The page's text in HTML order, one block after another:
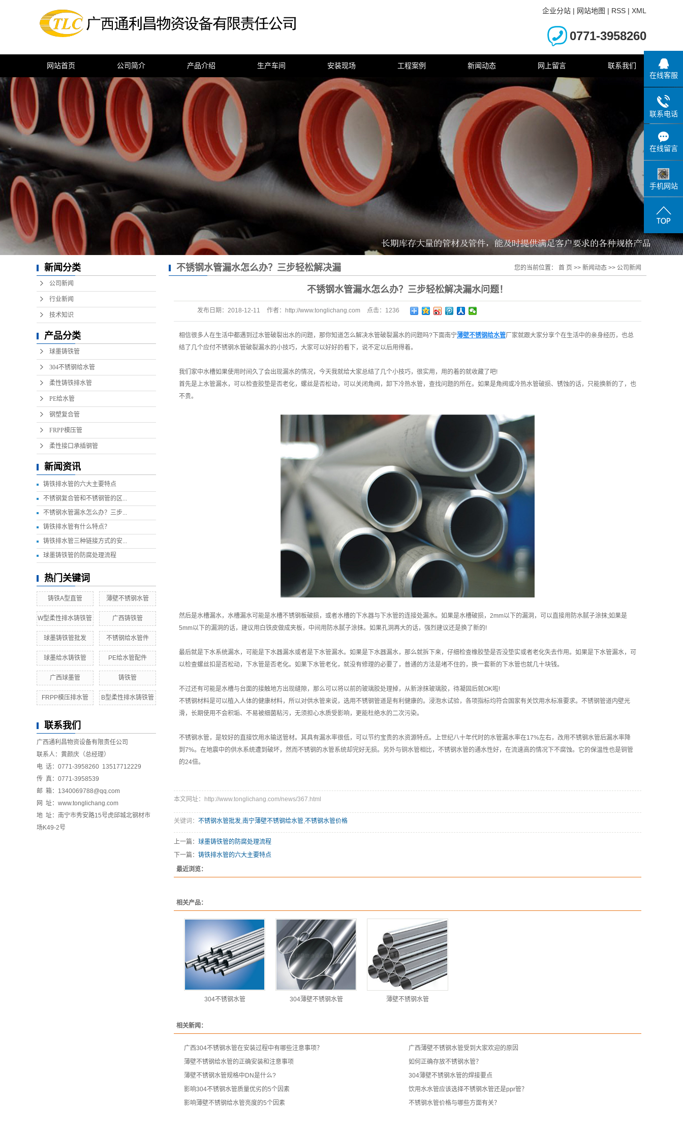
企业分站 | 网站地图 | RSS | XML
0771-3958260
网站首页 公司简介 产品介绍 生产车间 安装现场 工程案例 新闻动态 网上留言 联系我们
新闻分类
公司新闻
行业新闻
技术知识
产品分类
球墨铸铁管
304不锈钢给水管
柔性铸铁排水管
PE给水管
钢塑复合管
FRPP模压管
柔性接口承插钢管
新闻资讯
铸铁排水管的六大主要特点
不锈钢复合管和不锈钢管的区...
不锈钢水管漏水怎么办？三步...
铸铁排水管有什么特点？
铸铁排水管三种链接方式的安...
球墨铸铁管的防腐处理流程
热门关键词
铸铁A型直管 薄壁不锈钢水管
W型柔性排水铸铁管 广西铸铁管
球墨铸铁管批发 不锈钢给水管件
球墨给水铸铁管 PE给水管配件
广西球墨管 铸铁管
FRPP模压排水管 B型柔性排水铸铁管
联系我们
广西通利昌物资设备有限责任公司
联系人：黄颜庆（总经理）
电 话：0771-3958260 13517712229
传 真：0771-3958539
邮 箱：1340069788@qq.com
网 址：www.tonglichang.com
地 址：南宁市秀安路15号虎邱城北钢材市
场K49-2号
不锈钢水管漏水怎么办？三步轻松解决漏
您的当前位置： 首 页 >> 新闻动态 >> 公司新闻
不锈钢水管漏水怎么办？三步轻松解决漏水问题！
发布日期： 2018-12-11 作者： http://www.tonglichang.com 点击： 1236
相信很多人在生活中都遇到过水管破裂出水的问题，那你知道怎么解决水管破裂漏水的问题吗?下面南宁薄壁不锈钢给水管厂家就跟大家分享个在生活中的亲身经历，也总
结了几个应付不锈钢水管破裂漏水的小技巧，大家可以好好的看下，说不定以后用得着。
我们家中水槽如果使用时间久了会出现漏水的情况，今天我就给大家总结了几个小技巧，很实用，用的着的就收藏了吧!
首先是上水管漏水，可以检查胶垫是否老化，螺丝是否松动，可以关闭角阀，卸下冷热水管，查找问题的所在。如果是角阀或冷热水管破损、锈蚀的话，只能换新的了，也
不贵。
然后是水槽漏水，水槽漏水可能是水槽不锈钢板破损，或者水槽的下水器与下水管的连接处漏水。如果是水槽破损，2mm以下的漏洞，可以直接用防水腻子涂抹;如果是
5mm以下的漏洞的话，建议用白铁皮做成夹板，中间用防水腻子涂抹。如果孔洞再大的话，强烈建议还是换了新的!
最后就是下水系统漏水，可能是下水器漏水或者是下水管漏水。如果是下水器漏水，那么就拆下来，仔细检查橡胶垫是否没垫实或者老化失去作用。如果是下水管漏水，可
以检查螺丝扣是否松动，下水管是否老化。如果下水管老化，就没有修理的必要了，普通的方法是堵不住的，换一套新的下水管也就几十块钱。
不过还有可能是水槽与台面的接触地方出现缝隙，那么可以将以前的玻璃胶处理掉，从新涂抹玻璃胶，待凝固后就OK啦!
不锈钢材料是可以植入人体的健康材料，所以对供水管来说，选用不锈钢管道是有利健康的。浸泡水试验，各项指标均符合国家有关饮用水标准要求。不锈钢管道内壁光
滑，长期使用不会积垢、不易被细菌粘污，无须担心水质受影响，更能杜绝水的二次污染。
不锈钢水管，是较好的直接饮用水输送管材。其具有漏水率很低，可以节约宝贵的水资源特点。上世纪八十年代时的水管漏水率在17%左右，改用不锈钢水管后漏水率降
到7%。在地震中的供水系统遭到破坏，然而不锈钢的水管系统却完好无损。另外与铜水管相比，不锈钢水管的通水性好，在流速高的情况下不腐蚀。它的保温性也是铜管
的24倍。
本文网址：http://www.tonglichang.com/news/367.html
关键词： 不锈钢水管批发,南宁薄壁不锈钢给水管,不锈钢水管价格
上一篇： 球墨铸铁管的防腐处理流程
下一篇： 铸铁排水管的六大主要特点
最近浏览：
相关产品：
304不锈钢水管 304薄壁不锈钢水管 薄壁不锈钢水管
相关新闻：
广西304不锈钢水管在安装过程中有哪些注意事项？
广西薄壁不锈钢水管受到大家欢迎的原因
薄壁不锈钢给水管的正确安装和注意事项
如何正确存放不锈钢水管？
薄壁不锈钢水管规格中DN是什么?
304薄壁不锈钢水管的焊接要点
影响304不锈钢水管质量优劣的5个因素
饮用水水管应该选择不锈钢水管还是ppr管？
影响薄壁不锈钢给水管亮度的5个因素
不锈钢水管价格与哪些方面有关？
在线客服
联系电话
在线留言
手机网站